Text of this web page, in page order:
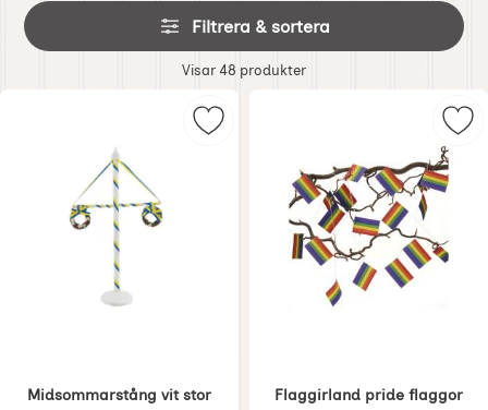
Hoppa
över
filtersektionen
Filtrera & sortera
Filtrera & sortera
Visar 48 produkter
Midsommarstång vit stor
Markera midsommarstång vit
Flaggirland pride flaggor